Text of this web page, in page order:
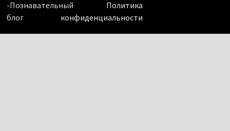
-Познавательный
блог
Политика
конфиденциальности